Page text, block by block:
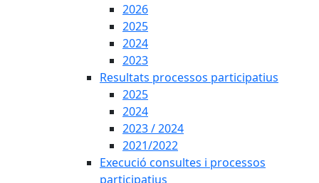
2026
2025
2024
2023
Resultats processos participatius
2025
2024
2023 / 2024
2021/2022
Execució consultes i processos
participatius